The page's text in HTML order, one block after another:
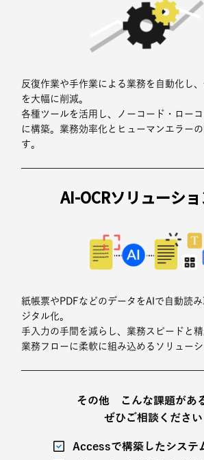
反復作業や手作業による業務を自動化し
を大幅に削減。
各種ツールを活用し、ノーコード・ロー
に構築。業務効率化とヒューマンエラー
す。
AI-OCRソリューシ
紙帳票やPDFなどのデータをAIで自動読
ジタル化。
手入力の手間を減らし、業務スピードと
業務フローに柔軟に組み込めるソリューシ
その他 こんな課題があ
ぜひご相談ください
Accessで構築したシステ